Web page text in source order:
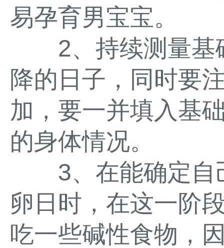
易孕育男宝宝。
2、持续测量基
降的日子，同时要
加，要一并填入基
的身体情况。
3、在能确定自
卵日时，在这一阶
吃一些碱性食物，